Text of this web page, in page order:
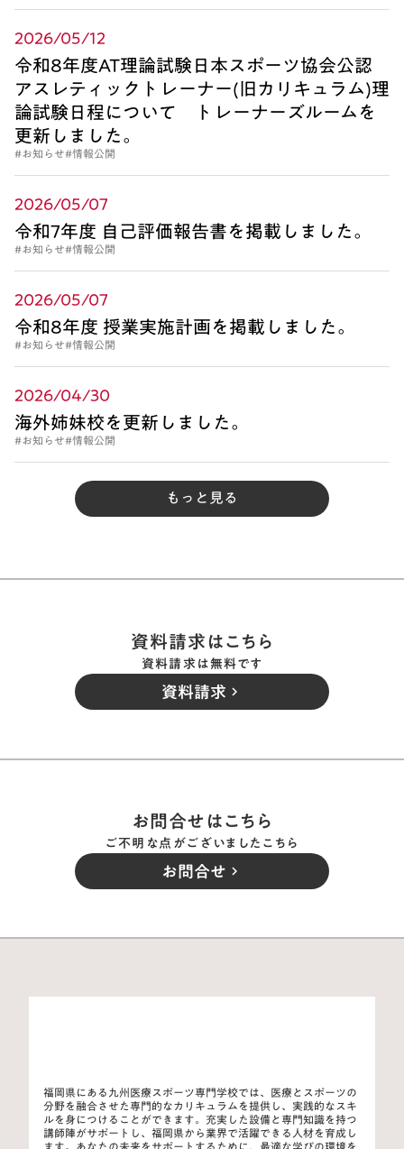
2026/05/12
令和8年度AT理論試験日本スポーツ協会公認
アスレティックトレーナー(旧カリキュラム)理
論試験日程について トレーナーズルームを
更新しました。
#お知らせ#情報公開
2026/05/07
令和7年度 自己評価報告書を掲載しました。
#お知らせ#情報公開
2026/05/07
令和8年度 授業実施計画を掲載しました。
#お知らせ#情報公開
2026/04/30
海外姉妹校を更新しました。
#お知らせ#情報公開
もっと見る
資料請求はこちら
資料請求は無料です
資料請求 keyboard_arrow_right
お問合せはこちら
ご不明な点がございましたこちら
お問合せ keyboard_arrow_right
福岡県にある九州医療スポーツ専門学校では、医療とスポーツの
分野を融合させた専門的なカリキュラムを提供し、実践的なスキ
ルを身につけることができます。充実した設備と専門知識を持つ
講師陣がサポートし、福岡県から業界で活躍できる人材を育成し